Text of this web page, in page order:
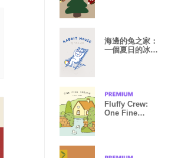
海邊的兔之家：
一個夏日的冰店
Fluffy Crew:
One Fine